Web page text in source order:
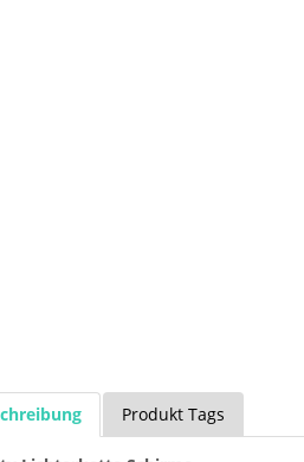
Produkt Tags